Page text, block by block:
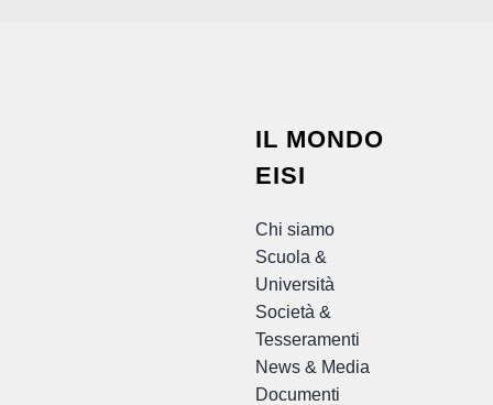
IL MONDO
EISI
Chi siamo
Scuola &
Università
Società &
Tesseramenti
News & Media
Documenti